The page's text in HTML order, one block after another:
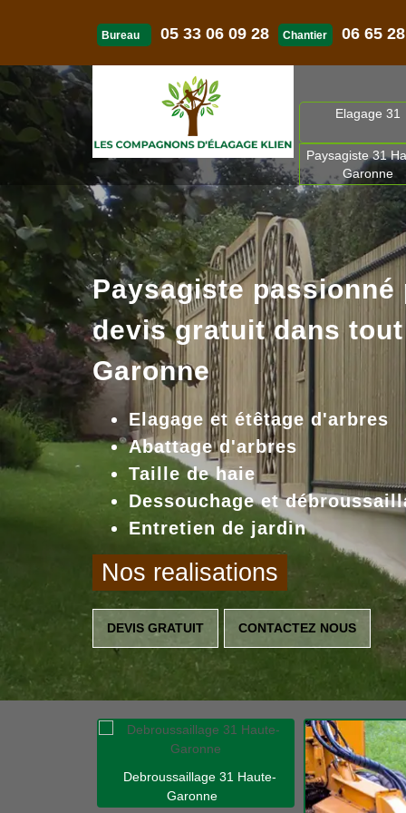
Bureau 05 33 06 09 28 Chantier 06 65
Elagage 31
Paysagiste 31
Garonne
Paysagiste passionné
devis gratuit dans tout
Garonne
Elagage et étêtage d'arbres
Abattage d'arbres
Taille de haie
Dessouchage et
Entretien de jardin
Nos realisations
DEVIS GRATUIT CONTACTEZ NOUS
Debroussaillage 31 Haute-
Garonne